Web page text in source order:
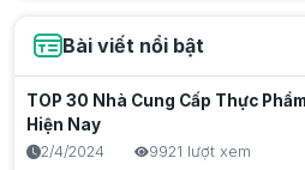
25/7/2026 73 lượt xem
Thu nhập thụ động là gì? Cách
trong thời đại số
25/7/2026 64 lượt xem
Bài viết nổi bật
TOP 30 Nhà Cung Cấp Thực
Hiện Nay
2/4/2024 9921 lượt xem